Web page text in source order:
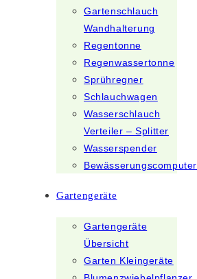
Gartenschlauch
Wandhalterung
Regentonne
Regenwassertonne
Sprühregner
Schlauchwagen
Wasserschlauch
Verteiler – Splitter
Wasserspender
Bewässerungscomputer
Gartengeräte
Gartengeräte
Übersicht
Garten Kleingeräte